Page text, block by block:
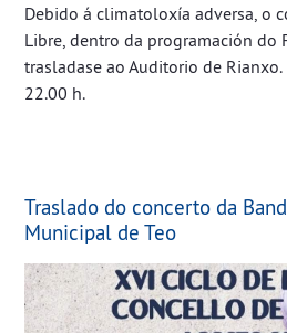
Debido á climatoloxía adversa, o
Libre, dentro da programación do
trasladase ao Auditorio de
22.00 h.
Traslado do concerto da
Municipal de Teo